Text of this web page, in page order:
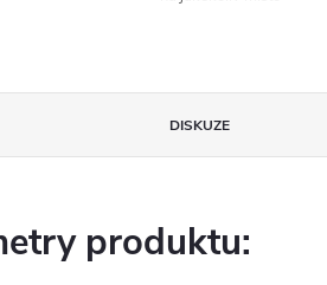
DISKUZE
produktu: